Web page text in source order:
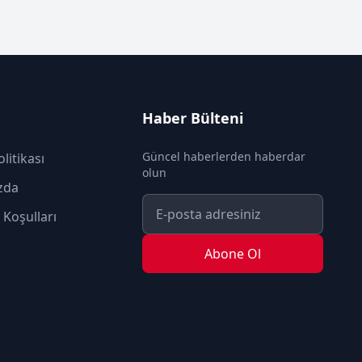
Haber Bülteni
Güncel haberlerden haberdar
olun
Abone Ol